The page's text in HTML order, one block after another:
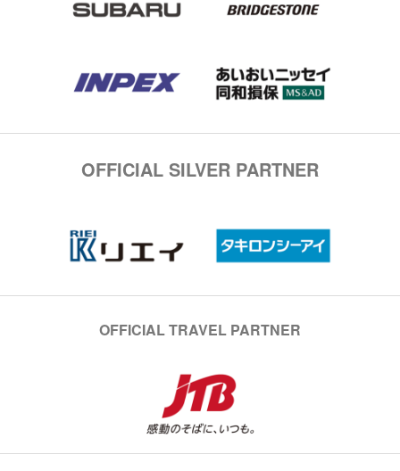
OFFICIAL SILVER PARTNER
OFFICIAL TRAVEL PARTNER